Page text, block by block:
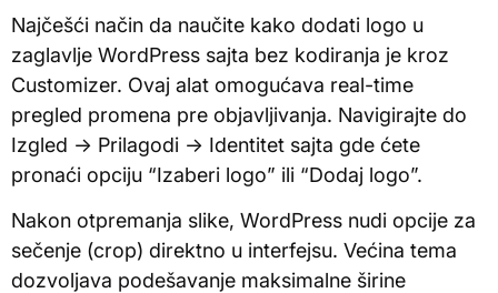
Najčešći način da naučite kako dodati logo u
zaglavlje WordPress sajta bez kodiranja je kroz
Customizer. Ovaj alat omogućava real-time
pregled promena pre objavljivanja. Navigirajte do
Izgled → Prilagodi → Identitet sajta gde ćete
pronaći opciju “Izaberi logo” ili “Dodaj logo”.
Nakon otpremanja slike, WordPress nudi opcije za
sečenje (crop) direktno u interfejsu. Većina tema
dozvoljava podešavanje maksimalne širine